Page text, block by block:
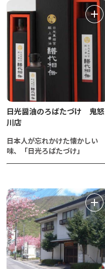
日光醤油のろばたづけ 鬼怒
川店
日本人が忘れかけた懐かしい
味、「日光ろばたづけ」